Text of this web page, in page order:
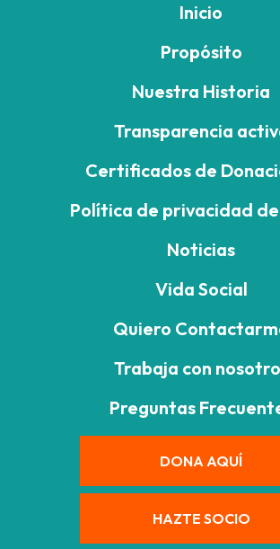
Inicio
Propósito
Nuestra Historia
Transparencia
Certificados de
Política de privacidad
Noticias
Vida Social
Quiero
Trabaja con
Preguntas
DONA AQUÍ
HAZTE SOCIO